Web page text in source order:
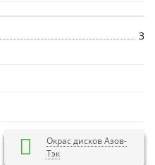
3
Окрас дисков Азов-
Тэк